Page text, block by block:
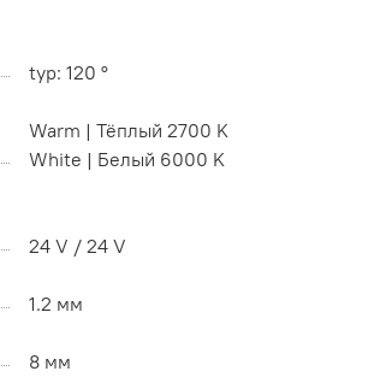
typ: 120 °
Warm | Тёплый 2700 K
White | Белый 6000 K
24 V / 24 V
1.2 мм
8 мм